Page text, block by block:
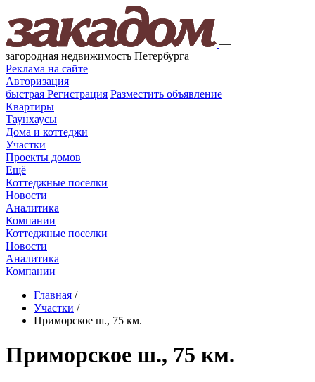
—
загородная недвижимость Петербурга
Реклама на сайте
Авторизация
быстрая Регистрация Разместить объявление
Квартиры
Таунхаусы
Дома и коттеджи
Участки
Проекты домов
Ещё
Коттеджные поселки
Новости
Аналитика
Компании
Коттеджные поселки
Новости
Аналитика
Компании
Главная /
Участки /
Приморское ш., 75 км.
Приморское ш., 75 км.